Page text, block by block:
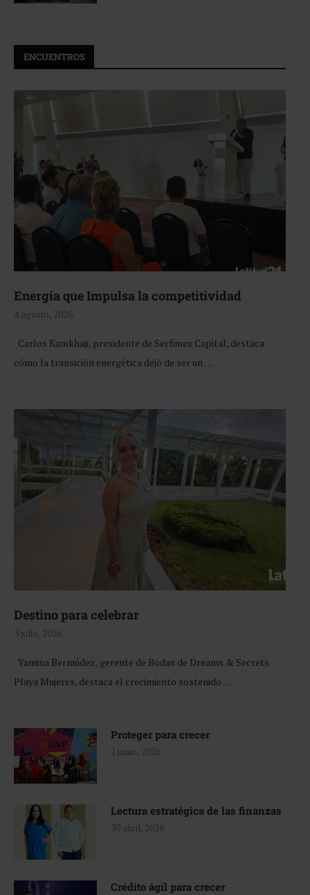
ENCUENTROS
Energía que Impulsa la competitividad
4 agosto, 2026
Carlos Kamkhaji, presidente de Serfimex Capital, destaca
cómo la transición energética dejó de ser un …
Destino para celebrar
3 julio, 2026
Yamina Bermúdez, gerente de Bodas de Dreams & Secrets
Playa Mujeres, destaca el crecimiento sostenido …
Proteger para crecer
2 junio, 2026
Lectura estratégica de las finanzas
30 abril, 2026
Crédito ágil para crecer